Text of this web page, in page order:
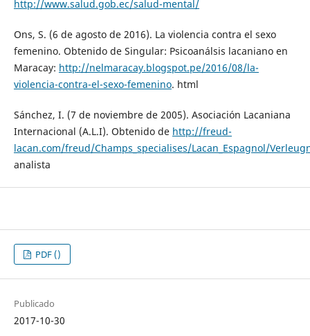
http://www.salud.gob.ec/salud-mental/
Ons, S. (6 de agosto de 2016). La violencia contra el sexo
femenino. Obtenido de Singular: Psicoanálsis lacaniano en
Maracay: http://nelmaracay.blogspot.pe/2016/08/la-
violencia-contra-el-sexo-femenino. html
Sánchez, I. (7 de noviembre de 2005). Asociación Lacaniana
Internacional (A.L.I). Obtenido de http://freud-
lacan.com/freud/Champs_specialises/Lacan_Espagnol/
analista
PDF ()
Publicado
2017-10-30